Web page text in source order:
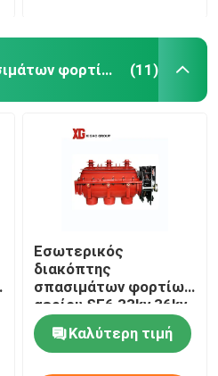
SF6 διακόπτης σπασιμάτων φορτίων (11)
Εσωτερικός
διακόπτης
σπασιμάτων φορτίων
αερίου SF6 33kv 36kv
για τη δευτεροβάθμια
διανομήΚαλύτερη τιμή